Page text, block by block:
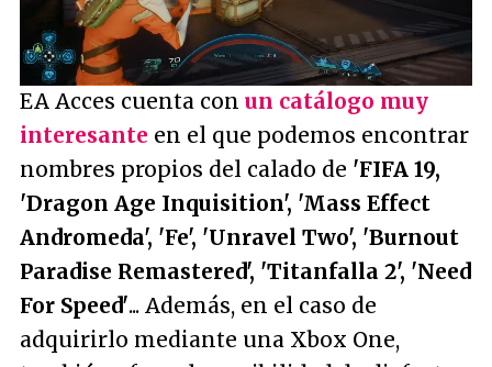
Unmute /
Loaded:
10.22%
EA Acces cuenta con un catálogo muy
interesante en el que podemos encontrar
nombres propios del calado de 'FIFA 19,
'Dragon Age Inquisition', 'Mass Effect
Andromeda', 'Fe', 'Unravel Two', 'Burnout
Paradise Remastered', 'Titanfalla 2', 'Need
For Speed'... Además, en el caso de
adquirirlo mediante una Xbox One,